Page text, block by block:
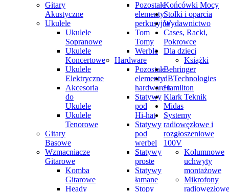
Gitary
Akustyczne
Ukulele
Ukulele
Sopranowe
Ukulele
Koncertowe
Ukulele
Elektryczne
Akcesoria
do
Ukulele
Ukulele
Tenorowe
Gitary
Basowe
Wzmacniacze
Gitarowe
Komba
Gitarowe
Heady
Pozostałe
elementy
perkusyjne
Tom
Tomy
Werble
Hardware
Pozostałe
elementy
hardware'u
Statywy
pod
Hi-hat
Statywy
pod
werbel
Statywy
proste
Statywy
łamane
Stopy
Końcówki Mocy
Stołki i oparcia
Wydawnictwo
Cases, Racki,
Pokrowce
Dla dzieci
Książki
Behringer
dBTechnologies
Hamilton
Klark Teknik
Midas
Systemy
radiowęzłowe i
rozgłoszeniowe
100V
Kolumnowe
uchwyty
montażowe
Mikrofony
radiowęzłowe